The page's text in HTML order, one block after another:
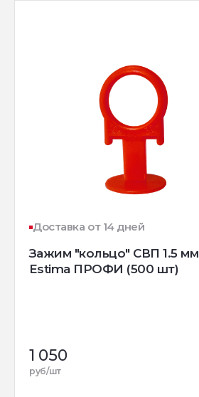
Доставка от 14 дней
Зажим "кольцо" СВП 1.5 мм
Estima ПРОФИ (500 шт)
1 050
руб/шт